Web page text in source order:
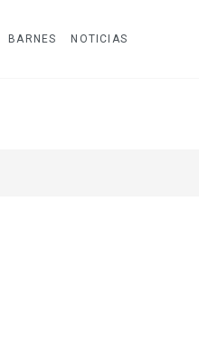
BARNES NOTICIAS